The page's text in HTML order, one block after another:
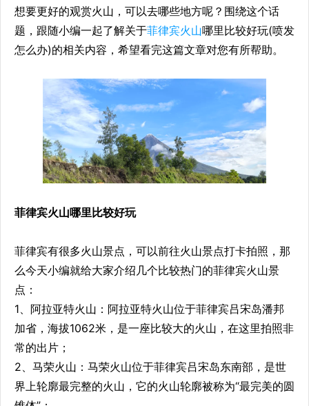
想要更好的观赏火山，可以去哪些地方呢？围绕这个话
题，跟随小编一起了解关于菲律宾火山哪里比较好玩(喷发
怎么办)的相关内容，希望看完这篇文章对您有所帮助。
菲律宾火山哪里比较好玩
菲律宾有很多火山景点，可以前往火山景点打卡拍照，那
么今天小编就给大家介绍几个比较热门的菲律宾火山景
点：
1、阿拉亚特火山：阿拉亚特火山位于菲律宾吕宋岛潘邦
加省，海拔1062米，是一座比较大的火山，在这里拍照非
常的出片；
2、马荣火山：马荣火山位于菲律宾吕宋岛东南部，是世
界上轮廓最完整的火山，它的火山轮廓被称为“最完美的圆